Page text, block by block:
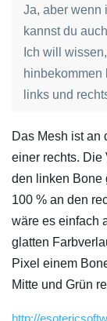
Ja, aber wenn
kannst du
Ich will
hinbekommen
links und
Das Mesh ist an
einer rechts. Die
den linken Bone
100 % an den
wäre es einfach
glatten
Pixel einem
Mitte und Grün
http://